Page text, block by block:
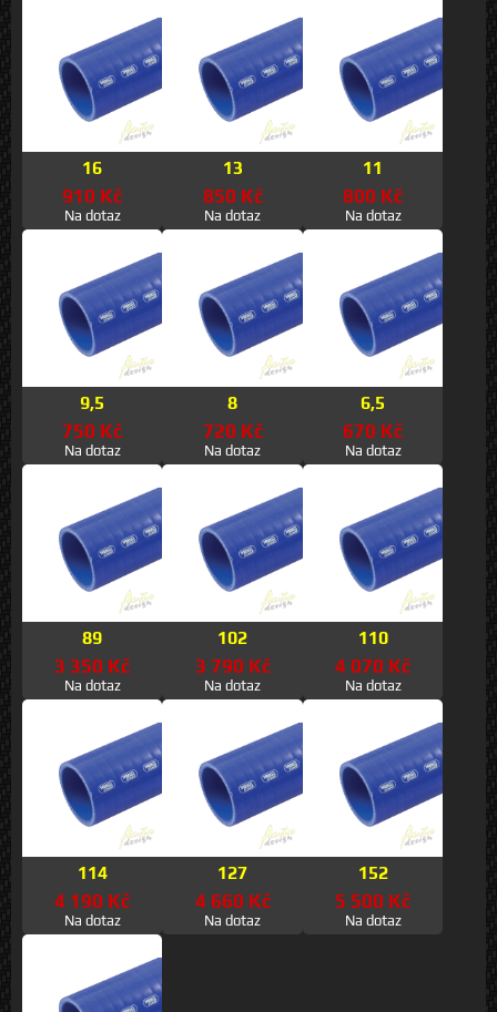
16
910 Kč
Na dotaz
13
850 Kč
Na dotaz
11
800 Kč
Na dotaz
9,5
750 Kč
Na dotaz
8
720 Kč
Na dotaz
6,5
670 Kč
Na dotaz
89
3 350 Kč
Na dotaz
102
3 790 Kč
Na dotaz
110
4 070 Kč
Na dotaz
114
4 190 Kč
Na dotaz
127
4 660 Kč
Na dotaz
152
5 500 Kč
Na dotaz